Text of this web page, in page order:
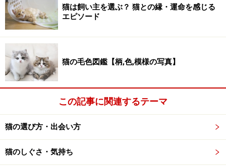
た。
アミノプテリンは、人間において発ガン性や奇形を起こ
もたらします。
アミノプテリンは、アメリカでは使用を禁止されていま
す。
今現在では、どのような経緯でこのアミノプテリンが混
入したかわかっていません。また、アミノプテリン以外
のものが混入しているかどうかもわかっておらず、現在
FDA（米国食品医薬品局）は中国から輸入された小麦グ
ルテンについて引き続き検査中だそうです。
猫は飼い主を選ぶ？ 猫との縁・運命を感じる
エピソード
猫の毛色図鑑【柄,色,模様の写真】
この記事に関連するテーマ
猫の選び方・出会い方
猫のしぐさ・気持ち